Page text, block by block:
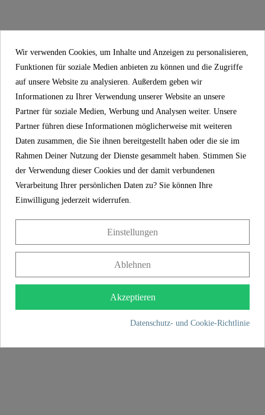
Absenkautomatik
34,99 €
Sitz WHITE, mit
29,99 €
Wir verwenden Cookies, um Inhalte und Anzeigen zu personalisieren,
Funktionen für soziale Medien anbieten zu können und die Zugriffe
auf unsere Website zu analysieren. Außerdem geben wir
Informationen zu Ihrer Verwendung unserer Website an unsere
Partner für soziale Medien, Werbung und Analysen weiter. Unsere
Partner führen diese Informationen möglicherweise mit weiteren
Daten zusammen, die Sie ihnen bereitgestellt haben oder die sie im
Rahmen Deiner Nutzung der Dienste gesammelt haben. Stimmen Sie
der Verwendung dieser Cookies und der damit verbundenen
Verarbeitung Ihrer persönlichen Daten zu? Sie können Ihre
Einwilligung jederzeit widerrufen.
Einstellungen
Ablehnen
Akzeptieren
Datenschutz- und Cookie-Richtlinie